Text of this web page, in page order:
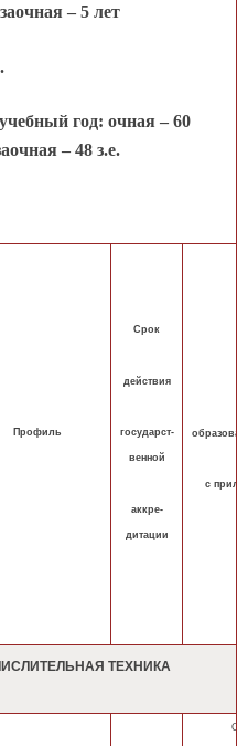
– 5 лет
год: очная – 60
– 48 з.е.
Профиль
Срок
действия
государст-
венной
аккре-
дитации
с
ТЕХНИКА